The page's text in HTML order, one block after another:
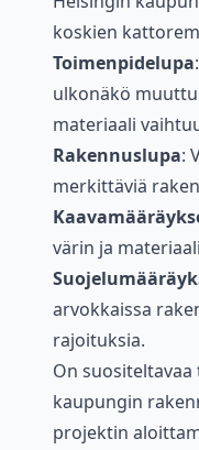
koskien
Toimenpidelupa
ulkonäkö
materiaali
Rakennuslupa:
merkittäviä
värin ja
arvokkaissa
rajoituksia.
On
kaupungin
projektin